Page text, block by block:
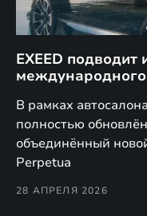
EXEED подводит
В рамках
полностью
объединённый
Perpetua
28 АПРЕЛЯ 2026